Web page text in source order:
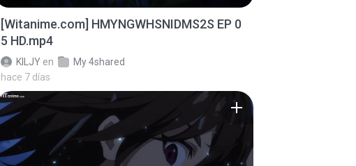
[Witanime.com] HMYNGWHSNIDMS2S EP 0
5 HD.mp4
KILJY en
My 4shared
hace 7 días